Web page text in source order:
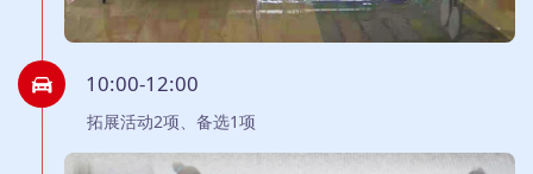
10:00-12:00
拓展活动2项、备选1项